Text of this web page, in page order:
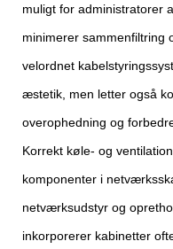
muligt for administratorer
minimerer sammenfiltring
velordnet
æstetik, men letter også
overophedning og
Korrekt køle- og
komponenter i
netværksudstyr og
inkorporerer kabinetter